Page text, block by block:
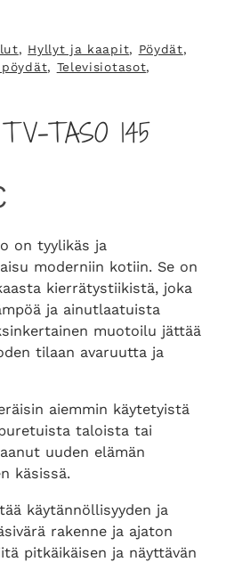
, Hyllyt ja kaapit, Pöydät
, Televisiotasot
TASO 145
on tyylikäs ja
moderniin kotiin. Se on
kierrätystiikistä, joka
ja ainutlaatuista
muotoilu jättää
tilaan avaruutta ja
aiemmin käytetyistä
taloista tai
uuden elämän
käsissä.
käytännöllisyyden ja
rakenne ja ajaton
pitkäikäisen ja näyttävän